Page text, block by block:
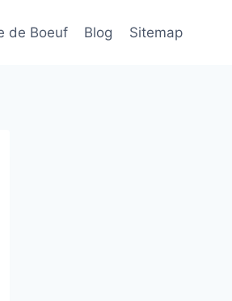
de Boeuf Blog Sitemap